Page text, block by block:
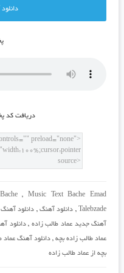
دانلود
دريافت کد
, Music Text Bache Emad
Talebzade
, دانلود آهنگ, دانلود
آهنگ جدید عماد طالب زاده ,دانلود
عماد طالب زاده بچه ,دانلود آهنگ عماد
بچه از عماد طالب زاده